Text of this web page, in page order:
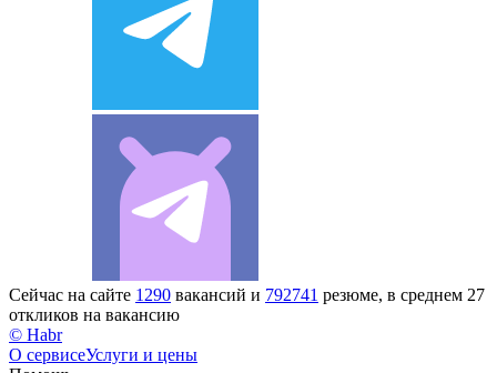
Сейчас на сайте 1290 вакансий и 792741 резюме, в среднем 27
откликов на вакансию
© Habr
О сервисеУслуги и цены